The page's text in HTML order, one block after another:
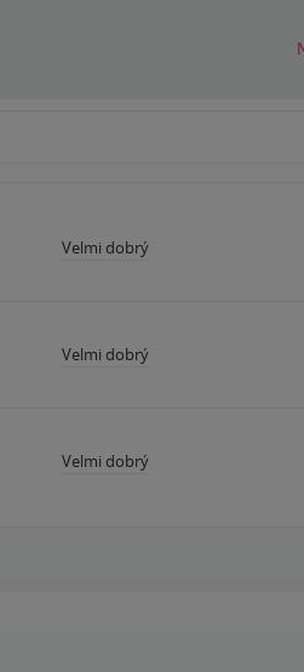
Velmi dobrý
Velmi dobrý
Velmi dobrý